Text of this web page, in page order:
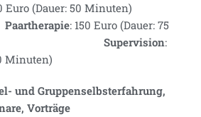
Euro (Dauer: 50 Minuten)
Paartherapie: 150 Euro (Dauer: 75
Supervision:
50 Minuten)
und Gruppenselbsterfahrung,
Vorträge